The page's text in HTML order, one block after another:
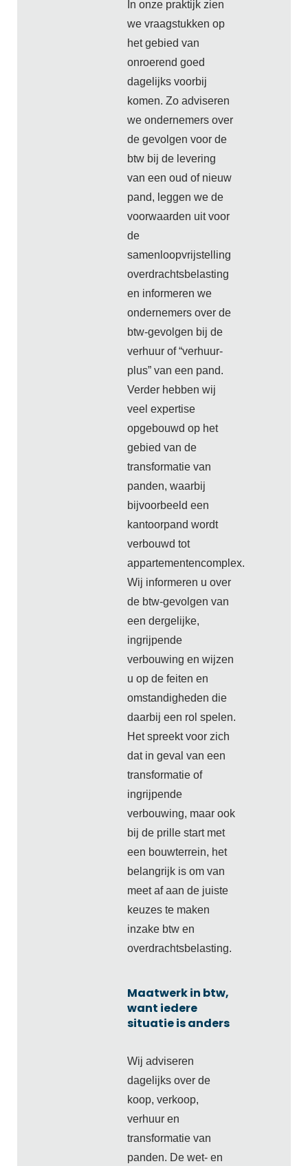
In onze praktijk zien
we vraagstukken op
het gebied van
onroerend goed
dagelijks voorbij
komen. Zo adviseren
we ondernemers over
de gevolgen voor de
btw bij de levering
van een oud of nieuw
pand, leggen we de
voorwaarden uit voor
de
samenloopvrijstelling
overdrachtsbelasting
en informeren we
ondernemers over de
btw-gevolgen bij de
verhuur of “verhuur-
plus” van een pand.
Verder hebben wij
veel expertise
opgebouwd op het
gebied van de
transformatie van
panden, waarbij
bijvoorbeeld een
kantoorpand wordt
verbouwd tot
appartementencomplex.
Wij informeren u over
de btw-gevolgen van
een dergelijke,
ingrijpende
verbouwing en wijzen
u op de feiten en
omstandigheden die
daarbij een rol spelen.
Het spreekt voor zich
dat in geval van een
transformatie of
ingrijpende
verbouwing, maar ook
bij de prille start met
een bouwterrein, het
belangrijk is om van
meet af aan de juiste
keuzes te maken
inzake btw en
overdrachtsbelasting.
Maatwerk in btw,
want iedere
situatie is anders
Wij adviseren
dagelijks over de
koop, verkoop,
verhuur en
transformatie van
panden. De wet- en